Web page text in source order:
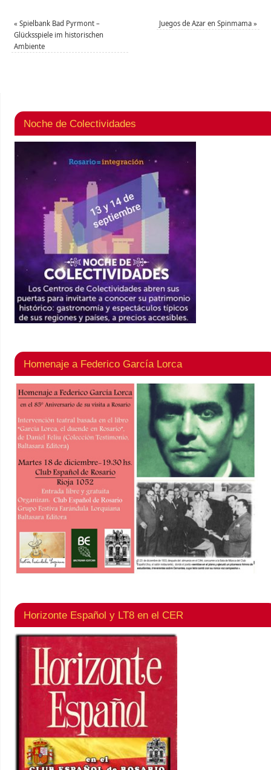
« Spielbank Bad Pyrmont –
Glücksspiele im historischen
Ambiente
Juegos de Azar en Spinmama»
Noche de Colectividades
Homenaje a Federico García Lorca
Horizonte Español y LT8 en el CER